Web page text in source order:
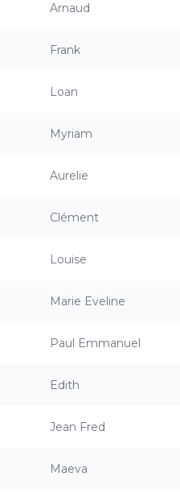
Arnaud
Frank
Loan
Myriam
Aurelie
Clément
Louise
Marie Eveline
Paul Emmanuel
Edith
Jean Fred
Maeva